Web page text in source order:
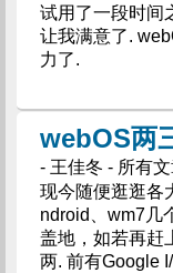
试用了一段时
让我满意了.
力了.
webOS两
- 王佳冬 - 所有
现今随便逛逛各
ndroid、wm7几
盖地，如若再赶
两. 前有Google